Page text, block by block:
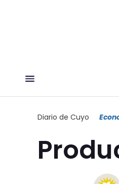
Diario de Cuyo